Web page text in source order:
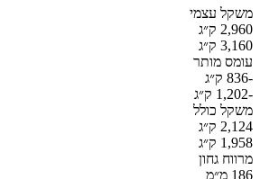
משקל עצמי
2,960 ק״ג
3,160 ק״ג
עומס מותר
-836 ק״ג
-1,202 ק״ג
משקל כולל
2,124 ק״ג
1,958 ק״ג
מרווח גחון
186 מ״מ